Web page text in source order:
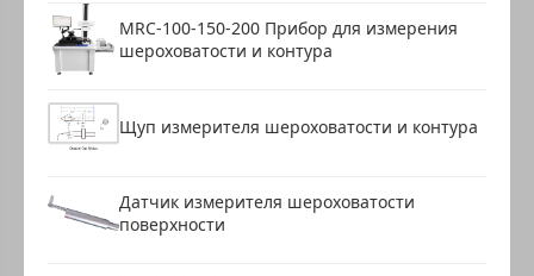
MRC-100-150-200 Прибор для измерения
шероховатости и контура
Щуп измерителя шероховатости и контура
Датчик измерителя шероховатости
поверхности